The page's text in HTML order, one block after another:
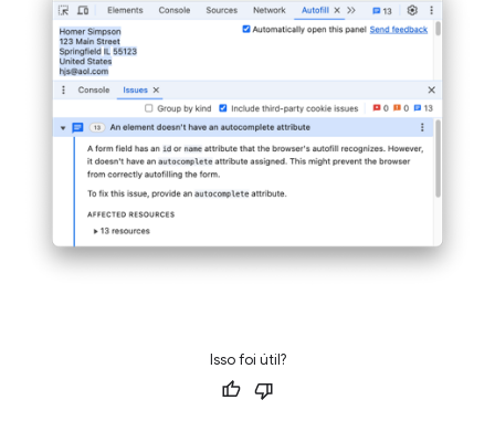
Isso foi útil?